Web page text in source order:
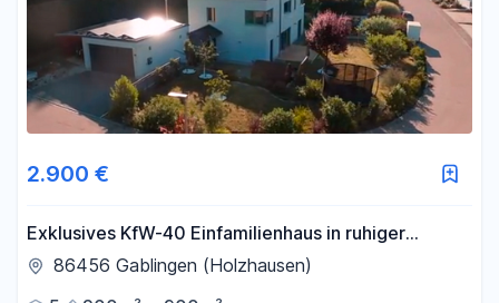
2.900 €
Exklusives KfW-40 Einfamilienhaus in ruhiger
Südhanglage – hochwertig & energieeffizient
86456 Gablingen (Holzhausen)